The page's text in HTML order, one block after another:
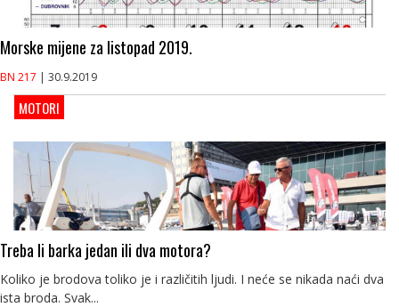
Morske mijene za listopad 2019.
BN 217 | 30.9.2019
MOTORI
Treba li barka jedan ili dva motora?
Koliko je brodova toliko je i različitih ljudi. I neće se nikada naći dva
ista broda. Svak...